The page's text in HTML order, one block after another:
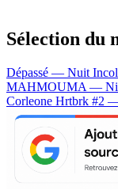
Sélection du
Dépassé — Nuit
MAHMOUMA —
Corleone Hrtbrk #2